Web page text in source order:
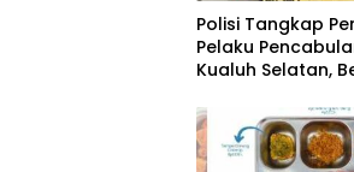
Polisi Tangkap
Pelaku
Kualuh Selatan,
Teman Korban